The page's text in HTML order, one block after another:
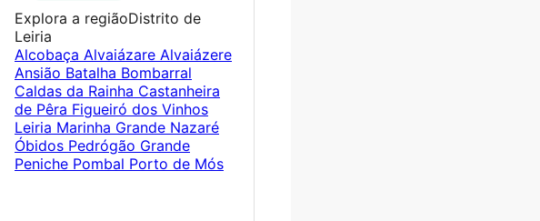
Explora a regiãoDistrito de
Leiria
Alcobaça Alvaiázare Alvaiázere
Ansião Batalha Bombarral
Caldas da Rainha Castanheira
de Pêra Figueiró dos Vinhos
Leiria Marinha Grande Nazaré
Óbidos Pedrógão Grande
Peniche Pombal Porto de Mós